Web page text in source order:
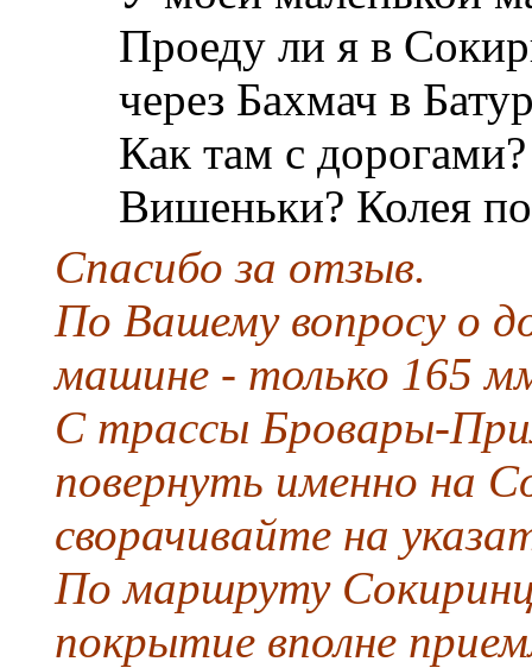
Проеду ли я в
через Бахмач в
Как там с
Вишеньки? Колея
Спасибо за отзыв.
По Вашему вопросу о
машине - только 165
С трассы Бровары-
повернуть именно на
сворачивайте на
По маршруту
покрытие вполне